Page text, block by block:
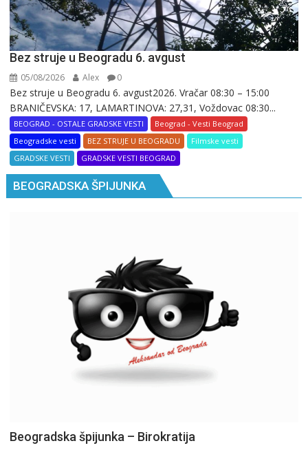
Bez struje u Beogradu 6. avgust
05/08/2026 Alex 0
Bez struje u Beogradu 6. avgust2026. Vračar 08:30 – 15:00
BRANIČEVSKA: 17, LAMARTINOVA: 27,31, Voždovac 08:30...
BEOGRAD - OSTALE GRADSKE VESTI
Beograd - Vesti Beograd
Beogradske vesti
BEZ STRUJE U BEOGRADU
Filmske vesti
GRADSKE VESTI
GRADSKE VESTI BEOGRAD
BEOGRADSKA ŠPIJUNKA
Beogradska špijunka – Birokratija